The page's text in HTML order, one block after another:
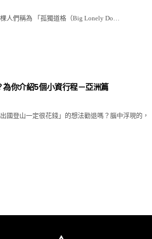
人們稱為 「孤獨道格（Big Lonely Do…
你介紹5個小資行程－亞洲篇
國登山一定很花錢」的想法勸退嗎？腦中浮現的，